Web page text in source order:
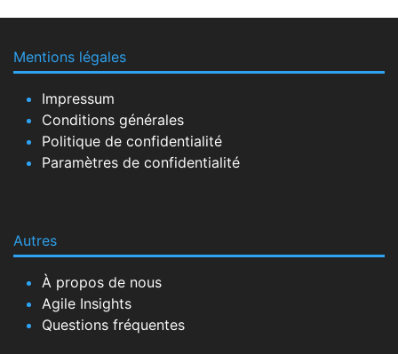
Mentions légales
Impressum
Conditions générales
Politique de confidentialité
Paramètres de confidentialité
Autres
À propos de nous
Agile Insights
Questions fréquentes